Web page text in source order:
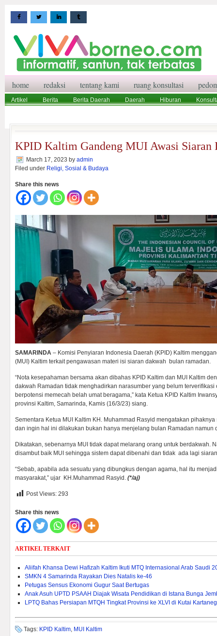
home redaksi tentang kami ruang konsultasi
Artikel Berita Berita Daerah Daerah Hiburan
KPID Kaltim Gandeng MUI Awasi Siaran
March 17, 2023 by admin
Filed under Religi, Sosial & Budaya
Share this news
SAMARINDA – Komisi Penyiaran Indonesia Daerah (KPID) Kaltim
(MUI) Kaltim terkait pengawasan materi isi siaran dakwah bulan ramadan.
“Nota kesepahaman bersama akan dibahas KPID Kaltim dan MUI Kaltim
dakwah Ramadan tidak menghadirkan narasumber yang belum terverifikasi
berpotensi memecah belah umat beragama,” kata Ketua KPID Kaltim
provinsi Kaltim, Samarinda, Kamis (16/3/23) siang.
Sementara Ketua MUI Kaltim KH. Muhammad Rasyid mengatakan
dan ingin hal ini dilakukan bukan hanya menjelang bulan Ramadan namun
Dikatakan, sebenarnya MUI tidak dapat melarang orang untuk berdakwah.
disambut baik MUI sehingga sistem dapat dibenahi dan tidak ada lagi
“Sebab, apabila ada sesuatu yang dibungkus dengan agama, hal itu
masyarakat,” ujar KH.Muhammad Rasyid. (*/aj)
Post Views: 293
Share this news
ARTIKEL TERKAIT
Aliifah Khansa Dewi Hafizah Kaltim Ikuti MTQ Internasional Arab Saudi
SMKN 4 Samarinda Rayakan Dies Natalis ke-46
Petugas Sensus Ekonomi Gugur Saat Bertugas
Anak Asuh UPTD PSAAH Diajak Wisata Pendidikan di Istana Bunga
LPTQ Bahas Persiapan MTQH Tingkat Provinsi ke XLVI di Kutai
Tags: KPID Kaltim, MUI Kaltim